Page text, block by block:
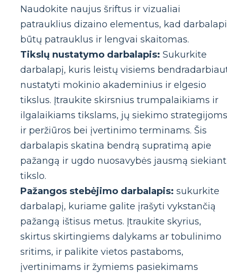
Naudokite naujus šriftus ir vizualiai
patrauklius dizaino elementus, kad
būtų patrauklus ir lengvai skaitomas.
Tikslų nustatymo darbalapis: Sukurkite
darbalapį, kuris leistų visiems
nustatyti mokinio akademinius ir elgesio
tikslus. Įtraukite skirsnius trumpalaikiams ir
ilgalaikiams tikslams, jų siekimo strategijoms
ir peržiūros bei įvertinimo terminams. Šis
darbalapis skatina bendrą supratimą apie
pažangą ir ugdo nuosavybės jausmą siekiant
tikslo.
Pažangos stebėjimo darbalapis: sukurkite
darbalapį, kuriame galite įrašyti vykstančią
pažangą ištisus metus. Įtraukite skyrius,
skirtus skirtingiems dalykams ar tobulinimo
sritims, ir palikite vietos pastaboms,
įvertinimams ir žymiems pasiekimams